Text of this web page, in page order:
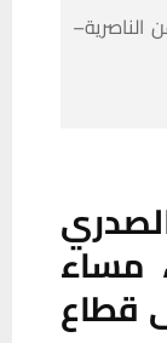
الناصرية–
مساء
قطاع